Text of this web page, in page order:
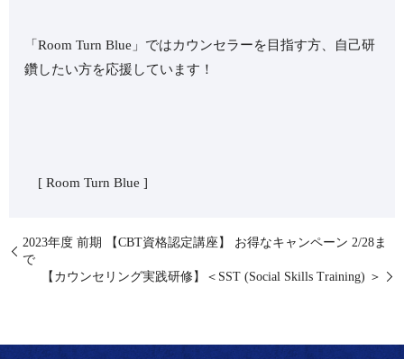
「Room Turn Blue」ではカウンセラーを目指す方、自己研
鑽したい方を応援しています！
[ Room Turn Blue ]
2023年度 前期 【CBT資格認定講座】 お得なキャンペーン 2/28ま
で
【カウンセリング実践研修】＜SST (Social Skills Training) ＞